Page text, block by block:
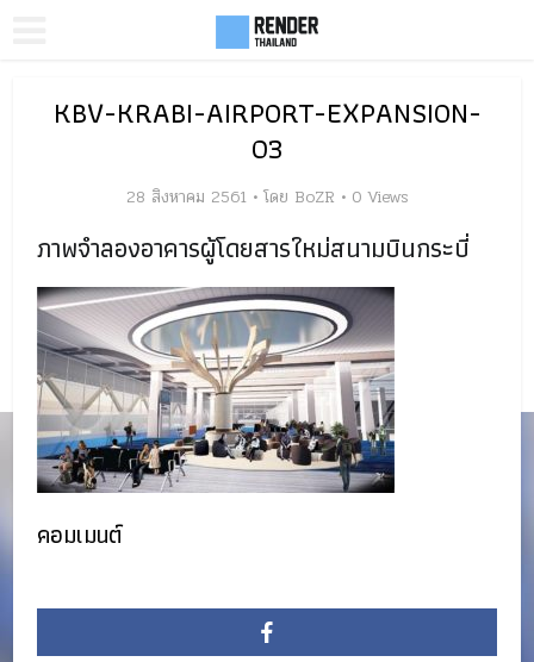
KBV-KRABI-AIRPORT-EXPANSION-
03
28 สิงหาคม 2561 โดย BoZR 0 Views
ภาพจำลองอาคารผู้โดยสารใหม่สนามบินกระบี่
คอมเมนต์